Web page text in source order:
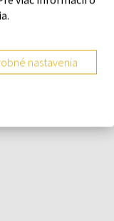
nastavenia